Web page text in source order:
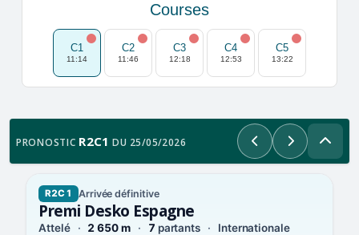
Courses
C1
11:14
C2
11:46
C3
12:18
C4
12:53
C5
13:22
PRONOSTIC R2C1 DU 25/05/2026 PrécédentSuivant
R2C1 Arrivée définitive
Premi Desko Espagne
Attelé 2 650 m 7 partants Internationale